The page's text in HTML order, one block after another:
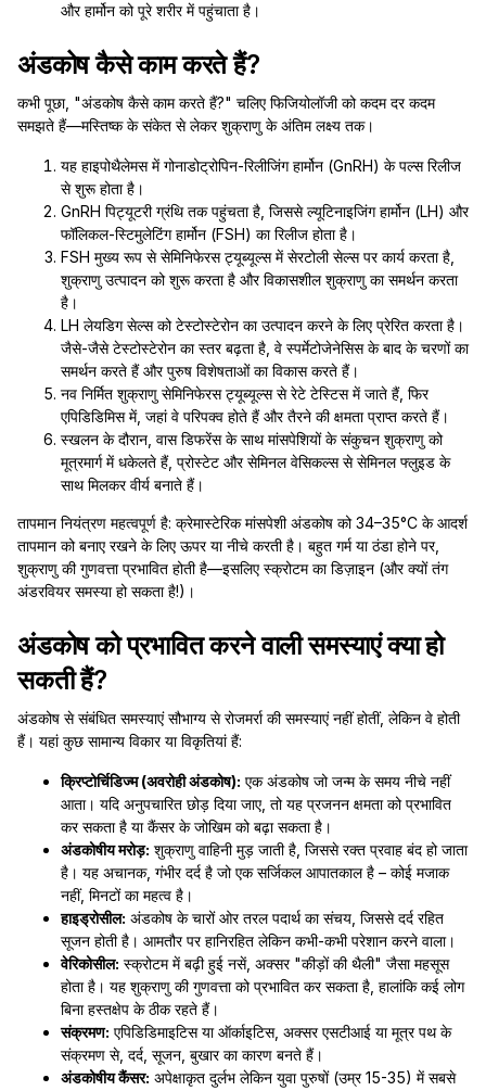
और हार्मोन को पूरे शरीर में पहुंचाता है।
अंडकोष कैसे काम करते हैं?
कभी पूछा, "अंडकोष कैसे काम करते हैं?" चलिए फिजियोलॉजी को कदम दर कदम
समझते हैं—मस्तिष्क के संकेत से लेकर शुक्राणु के अंतिम लक्ष्य तक।
यह हाइपोथैलेमस में गोनाडोट्रोपिन-रिलीजिंग हार्मोन (GnRH) के पल्स रिलीज
से शुरू होता है।
GnRH पिट्यूटरी ग्रंथि तक पहुंचता है, जिससे ल्यूटिनाइजिंग हार्मोन (LH) और
फॉलिकल-स्टिमुलेटिंग हार्मोन (FSH) का रिलीज होता है।
FSH मुख्य रूप से सेमिनिफेरस ट्यूब्यूल्स में सेरटोली सेल्स पर कार्य करता है,
शुक्राणु उत्पादन को शुरू करता है और विकासशील शुक्राणु का समर्थन करता
है।
LH लेयडिग सेल्स को टेस्टोस्टेरोन का उत्पादन करने के लिए प्रेरित करता है।
जैसे-जैसे टेस्टोस्टेरोन का स्तर बढ़ता है, वे स्पर्मेटोजेनेसिस के बाद के चरणों का
समर्थन करते हैं और पुरुष विशेषताओं का विकास करते हैं।
नव निर्मित शुक्राणु सेमिनिफेरस ट्यूब्यूल्स से रेटे टेस्टिस में जाते हैं, फिर
एपिडिडिमिस में, जहां वे परिपक्व होते हैं और तैरने की क्षमता प्राप्त करते हैं।
स्खलन के दौरान, वास डिफरेंस के साथ मांसपेशियों के संकुचन शुक्राणु को
मूत्रमार्ग में धकेलते हैं, प्रोस्टेट और सेमिनल वेसिकल्स से सेमिनल फ्लुइड के
साथ मिलकर वीर्य बनाते हैं।
तापमान नियंत्रण महत्वपूर्ण है: क्रेमास्टेरिक मांसपेशी अंडकोष को 34–35°C के आदर्श
तापमान को बनाए रखने के लिए ऊपर या नीचे करती है। बहुत गर्म या ठंडा होने पर,
शुक्राणु की गुणवत्ता प्रभावित होती है—इसलिए स्क्रोटम का डिज़ाइन (और क्यों तंग
अंडरवियर समस्या हो सकता है!)।
अंडकोष को प्रभावित करने वाली समस्याएं क्या हो
सकती हैं?
अंडकोष से संबंधित समस्याएं सौभाग्य से रोजमर्रा की समस्याएं नहीं होतीं, लेकिन वे होती
हैं। यहां कुछ सामान्य विकार या विकृतियां हैं:
क्रिप्टोर्चिडिज्म (अवरोही अंडकोष): एक अंडकोष जो जन्म के समय नीचे नहीं
आता। यदि अनुपचारित छोड़ दिया जाए, तो यह प्रजनन क्षमता को प्रभावित
कर सकता है या कैंसर के जोखिम को बढ़ा सकता है।
अंडकोषीय मरोड़: शुक्राणु वाहिनी मुड़ जाती है, जिससे रक्त प्रवाह बंद हो जाता
है। यह अचानक, गंभीर दर्द है जो एक सर्जिकल आपातकाल है – कोई मजाक
नहीं, मिनटों का महत्व है।
हाइड्रोसील: अंडकोष के चारों ओर तरल पदार्थ का संचय, जिससे दर्द रहित
सूजन होती है। आमतौर पर हानिरहित लेकिन कभी-कभी परेशान करने वाला।
वेरिकोसील: स्क्रोटम में बढ़ी हुई नसें, अक्सर "कीड़ों की थैली" जैसा महसूस
होता है। यह शुक्राणु की गुणवत्ता को प्रभावित कर सकता है, हालांकि कई लोग
बिना हस्तक्षेप के ठीक रहते हैं।
संक्रमण: एपिडिडिमाइटिस या ऑर्काइटिस, अक्सर एसटीआई या मूत्र पथ के
संक्रमण से, दर्द, सूजन, बुखार का कारण बनते हैं।
अंडकोषीय कैंसर: अपेक्षाकृत दुर्लभ लेकिन युवा पुरुषों (उम्र 15-35) में सबसे